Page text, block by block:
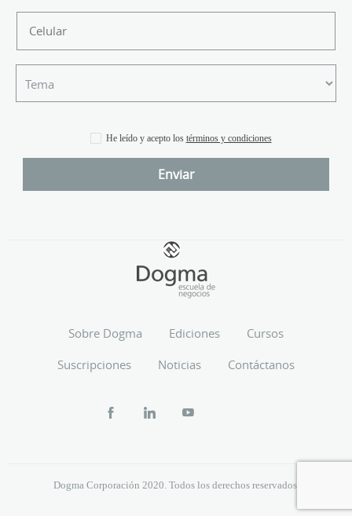
He leído y acepto los términos y condiciones
Sobre Dogma Ediciones
Cursos
Suscripciones
Noticias Contáctanos
Dogma Corporación 2020. Todos los derechos reservados.